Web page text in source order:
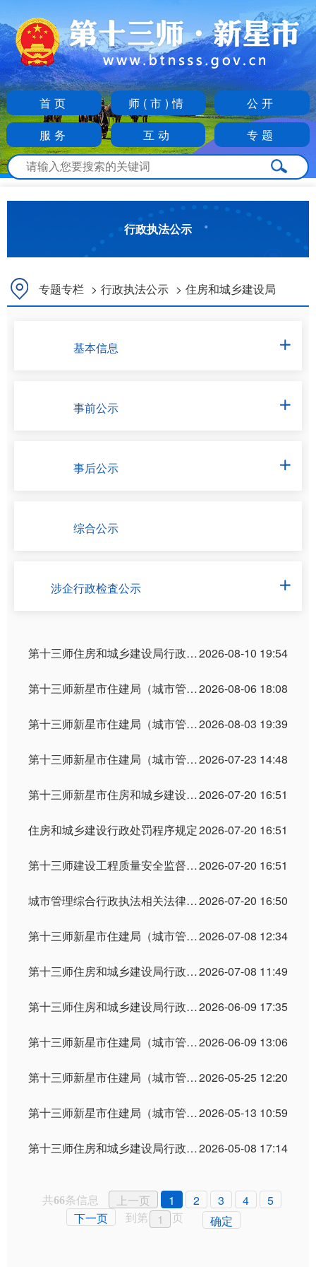
首页 师(市)情
公开
服务
互动 专题
行政执法公示
专题专栏 > 行政执法公示 > 住房和城乡建设局
基本信息 
事前公示 
事后公示 
综合公示
涉企行政检査公示 
2026-08-10 19:54
第十三师住房和城乡建设局行政许可信息公示（2026年7月）
2026-08-06 18:08
第十三师新星市住建局（城市管理局） 行政处罚信息公示 （2026年第14期）
2026-08-03 19:39
第十三师新星市住建局（城市管理局） 行政处罚信息公示 （2026年第13期）
2026-07-23 14:48
第十三师新星市住建局（城市管理局） 行政处罚信息公示 （2026年第12期）
2026-07-20 16:51
第十三师新星市住房和城乡建设局涉企检查文书
2026-07-20 16:51
住房和城乡建设行政处罚程序规定
2026-07-20 16:51
第十三师建设工程质量安全监督站2026年新增行政执法证件清单
2026-07-20 16:50
城市管理综合行政执法相关法律法规规章
2026-07-08 12:34
第十三师新星市住建局（城市管理局） 行政处罚信息公示 （2026年第11期）
2026-07-08 11:49
第十三师住房和城乡建设局行政许可 信息公示（2026年6月）
2026-06-09 17:35
第十三师住房和城乡建设局行政许可信息公示（2026年5月）
2026-06-09 13:06
第十三师新星市住建局（城市管理局）行政处罚信息公示 （2026年第10期）
2026-05-25 12:20
第十三师新星市住建局（城市管理局） 行政处罚信息公示 （2026年第9期）
2026-05-13 10:59
第十三师新星市住建局（城市管理局）行政处罚信息公示 （2026年第8期）
2026-05-08 17:14
第十三师住房和城乡建设局行政许可信息公示（2026年4月）
共66条信息 上一页 1 2 3 4
5
下一页
到第 页 确定